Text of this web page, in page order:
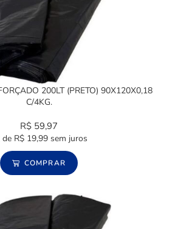
200LT (PRETO) 90X120X0,18
C/4KG.
R$ 59,97
de R$19,99sem juros
COMPRAR